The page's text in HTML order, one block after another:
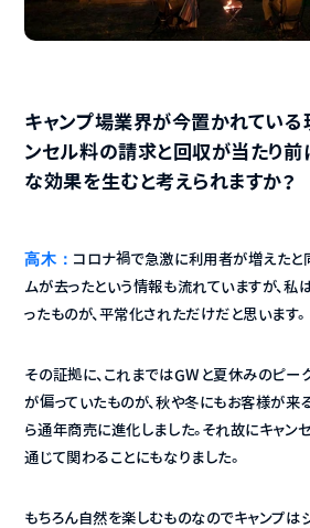
キャンプ場業界が今置かれている
ンセル料の請求と回収が当たり前
な効果を生むと考えられますか？
高木： コロナ禍で急激に利用者が増えたと
ムが去ったという情報も流れていますが、
ったものが、平常化されただけだと思います。
その証拠に、これまではGWと夏休みのピー
が偏っていたものが、秋や冬にもお客様が来
ら通年商売に進化しました。それ故にキャン
通じて関わることにもなりました。
もちろん自然を楽しむものなのでキャンプは